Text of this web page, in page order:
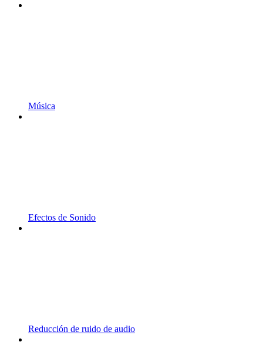
Música
Efectos de Sonido
Reducción de ruido de audio